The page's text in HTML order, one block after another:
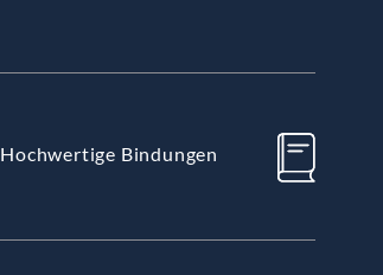
Hochwertige Bindungen